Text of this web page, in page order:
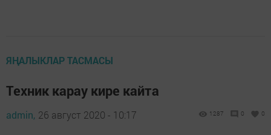
ЯҢАЛЫКЛАР ТАСМАСЫ
Техник карау кире кайта
admin, 26 август 2020 - 10:17 1287 0 0